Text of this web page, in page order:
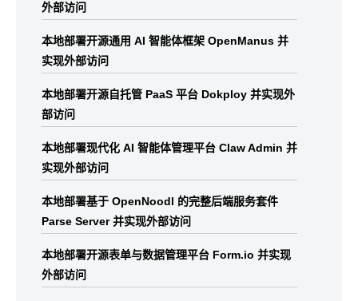
外部访问
本地部署开源通用 AI 智能体框架 OpenManus 并
实现外部访问
本地部署开源自托管 PaaS 平台 Dokploy 并实现外
部访问
本地部署现代化 AI 智能体管理平台 Claw Admin 并
实现外部访问
本地部署基于 OpenNoodl 的完整后端服务套件
Parse Server 并实现外部访问
本地部署开源表单与数据管理平台 Form.io 并实现
外部访问